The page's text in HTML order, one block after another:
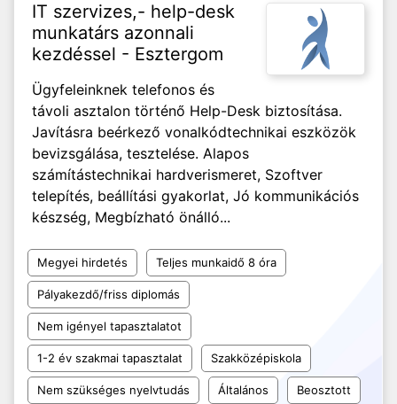
IT szervizes,- help-desk
munkatárs azonnali
kezdéssel - Esztergom
Ügyfeleinknek telefonos és
távoli asztalon történő Help-Desk biztosítása.
Javításra beérkező vonalkódtechnikai eszközök
bevizsgálása, tesztelése. Alapos
számítástechnikai hardverismeret, Szoftver
telepítés, beállítási gyakorlat, Jó kommunikációs
készség, Megbízható önálló...
Megyei hirdetés Teljes munkaidő 8 óra
Pályakezdő/friss diplomás
Nem igényel tapasztalatot
1-2 év szakmai tapasztalat Szakközépiskola
Nem szükséges nyelvtudás Általános Beosztott